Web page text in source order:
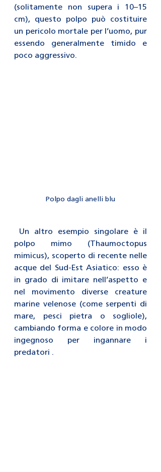
(solitamente non supera i 10–15
cm), questo polpo può costituire
un pericolo mortale per l’uomo, pur
essendo generalmente timido e
poco aggressivo.
Polpo dagli anelli blu
Un altro esempio singolare è il
polpo mimo (Thaumoctopus
mimicus), scoperto di recente nelle
acque del Sud-Est Asiatico: esso è
in grado di imitare nell’aspetto e
nel movimento diverse creature
marine velenose (come serpenti di
mare, pesci pietra o sogliole),
cambiando forma e colore in modo
ingegnoso per ingannare i
predatori .